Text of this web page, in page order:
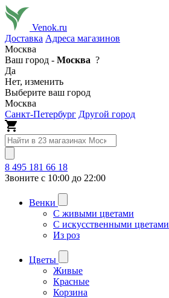
Venok.ru
Доставка Адреса магазинов
Москва
Ваш город - Москва ?
Да
Нет, изменить
Выберите ваш город
Москва
Санкт-Петербург Другой город
8 495 181 66 18
Звоните с 10:00 до 22:00
Венки
С живыми цветами
С искусственными цветами
Из роз
Цветы
Живые
Красные
Корзина